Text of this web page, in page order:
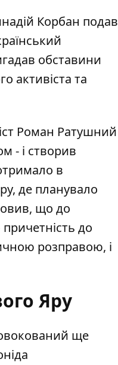
Корбан подав
обставини
активіста та
Роман Ратушний
- і створив
в
де планувало
що до
до
розправою, і
Яру
ще